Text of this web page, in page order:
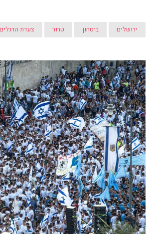
ירושלים ביטחון טרור צעדת הדגלים